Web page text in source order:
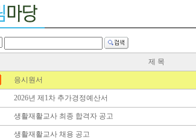
제 목
응시원서
2026년 제1차 추가경정예산서
생활재활교사 최종 합격자 공고
생활재활교사 채용 공고